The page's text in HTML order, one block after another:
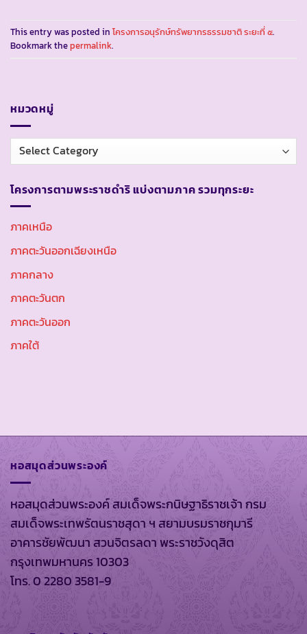
This entry was posted in โครงการอนุรักษ์ทรัพยากรธรรมชาติ ระยะที่ ๕.
Bookmark thepermalink.
หมวดหมู่
หมวด
หมู่
โครงการตามพระราชดำริ แบ่งตามภาค รวมทุกระยะ
ภาคเหนือ
ภาคตะวันออกเฉียงเหนือ
ภาคกลาง
ภาคตะวันตก
ภาคตะวันออก
ภาคใต้
หอสมุดส่วนพระองค์
หอสมุดส่วนพระองค์ สมเด็จพระกนิษฐาธิราชเจ้า กรม
สมเด็จพระเทพรัตนราชสุดา ฯ สยามบรมราชกุมารี
อาคารชัยพัฒนา สวนจิตรลดา พระราชวังดุสิต
กรุงเทพมหานคร 10303
โทร. 0 2280 3581-9